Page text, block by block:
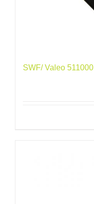
SWF/ Valeo 511000